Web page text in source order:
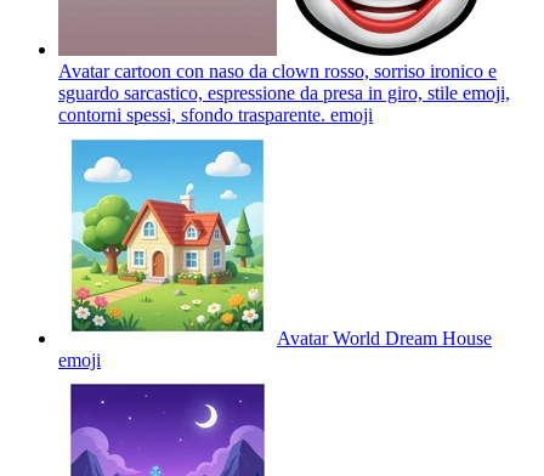
Avatar cartoon con naso da clown rosso, sorriso ironico e
sguardo sarcastico, espressione da presa in giro, stile emoji,
contorni spessi, sfondo trasparente. emoji
Avatar World Dream House
emoji